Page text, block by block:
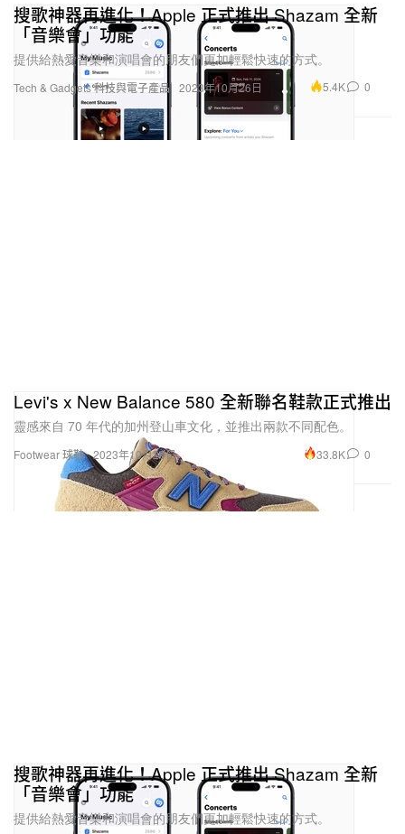
Tech & Gadgets 科技與電子產品
搜歌神器再進化！Apple 正式推出 Shazam 全新
「音樂會」功能
提供給熱愛音樂和演唱會的朋友們更加輕鬆快速的方式。
2023年10月26日 5.4K 0
Footwear 球鞋
Levi's x New Balance 580 全新聯名鞋款正式推出
靈感來自 70 年代的加州登山車文化，並推出兩款不同配色。
2023年10月26日 33.8K 0
搜歌神器再進化！Apple 正式推出 Shazam 全新
「音樂會」功能
提供給熱愛音樂和演唱會的朋友們更加輕鬆快速的方式。